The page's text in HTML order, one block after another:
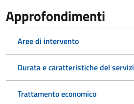
Approfondimenti
Aree di intervento
Durata e caratteristiche del
Trattamento economico